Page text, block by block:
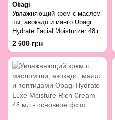
Obagi
Увлажняющий крем с маслом
ши, авокадо и манго Obagi
Hydrate Facial Moisturizer 48 г
2 600 грн